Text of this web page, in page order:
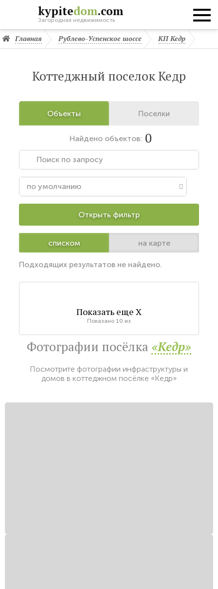
kypitedom.com
Загородная недвижимость
Главная Рублево-Успенское шоссе КП Кедр
Коттеджный поселок Кедр
Объекты Поселки
Найденообъектов: 0
Открыть фильтр
списком на карте
Подходящих результатов не найдено.
Показать еще X
Показано 10 из
Фотографии посёлка «Кедр»
Посмотрите фотографии инфраструктуры и
домов в коттеджном посёлке «Кедр»